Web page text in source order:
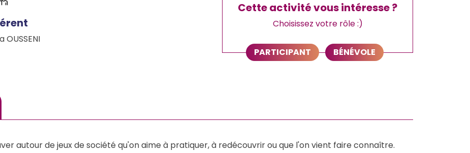
OUSSENI
Cette activité vous intéresse ?
Choisissez votre rôle :)
PARTICIPANT BÉNÉVOLE
autour de jeux de société qu'on aime à pratiquer, à redécouvrir ou que l'on vient faire connaître.